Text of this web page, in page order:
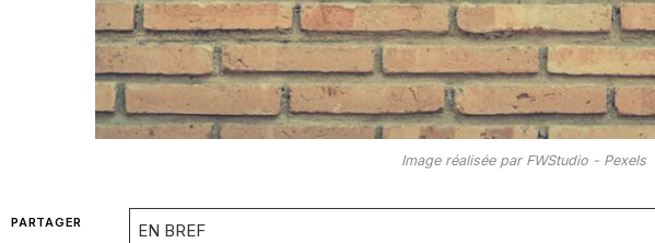
Image réalisée par FWStudio - Pexels
PARTAGER EN BREF